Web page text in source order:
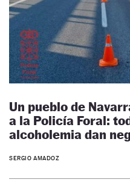
Un pueblo de
a la Policía Foral:
alcoholemia dan
SERGIO AMADOZ